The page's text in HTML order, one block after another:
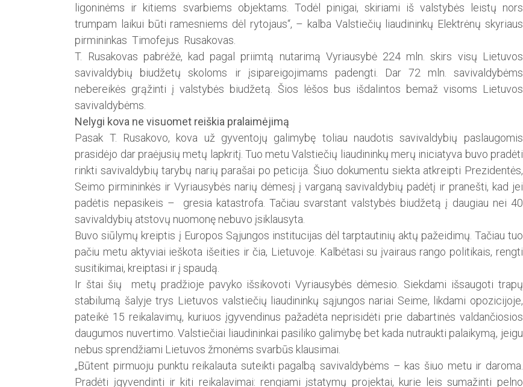
ligoninėms ir kitiems svarbiems objektams. Todėl pinigai, skiriami iš valstybės leistų nors
trumpam laikui būti ramesniems dėl rytojaus“, – kalba Valstiečių liaudininkų Elektrėnų skyriaus
pirmininkas Timofejus Rusakovas.
T. Rusakovas pabrėžė, kad pagal priimtą nutarimą Vyriausybė 224 mln. skirs visų Lietuvos
savivaldybių biudžetų skoloms ir įsipareigojimams padengti. Dar 72 mln. savivaldybėms
nebereikės grąžinti į valstybės biudžetą. Šios lėšos bus išdalintos bemaž visoms Lietuvos
savivaldybėms.
Nelygi kova ne visuomet reiškia pralaimėjimą
Pasak T. Rusakovo, kova už gyventojų galimybę toliau naudotis savivaldybių paslaugomis
prasidėjo dar praėjusių metų lapkritį. Tuo metu Valstiečių liaudininkų merų iniciatyva buvo pradėti
rinkti savivaldybių tarybų narių parašai po peticija. Šiuo dokumentu siekta atkreipti Prezidentės,
Seimo pirmininkės ir Vyriausybės narių dėmesį į varganą savivaldybių padėtį ir pranešti, kad jei
padėtis nepasikeis – gresia katastrofa. Tačiau svarstant valstybės biudžetą į daugiau nei 40
savivaldybių atstovų nuomonę nebuvo įsiklausyta.
Buvo siūlymų kreiptis į Europos Sąjungos institucijas dėl tarptautinių aktų pažeidimų. Tačiau tuo
pačiu metu aktyviai ieškota išeities ir čia, Lietuvoje. Kalbėtasi su įvairaus rango politikais, rengti
susitikimai, kreiptasi ir į spaudą.
Ir štai šių metų pradžioje pavyko išsikovoti Vyriausybės dėmesio. Siekdami išsaugoti trapų
stabilumą šalyje trys Lietuvos valstiečių liaudininkų sąjungos nariai Seime, likdami opozicijoje,
pateikė 15 reikalavimų, kuriuos įgyvendinus pažadėta neprisidėti prie dabartinės valdančiosios
daugumos nuvertimo. Valstiečiai liaudininkai pasiliko galimybę bet kada nutraukti palaikymą, jeigu
nebus sprendžiami Lietuvos žmonėms svarbūs klausimai.
„Būtent pirmuoju punktu reikalauta suteikti pagalbą savivaldybėms – kas šiuo metu ir daroma.
Pradėti įgyvendinti ir kiti reikalavimai: rengiami įstatymų projektai, kurie leis sumažinti pelno